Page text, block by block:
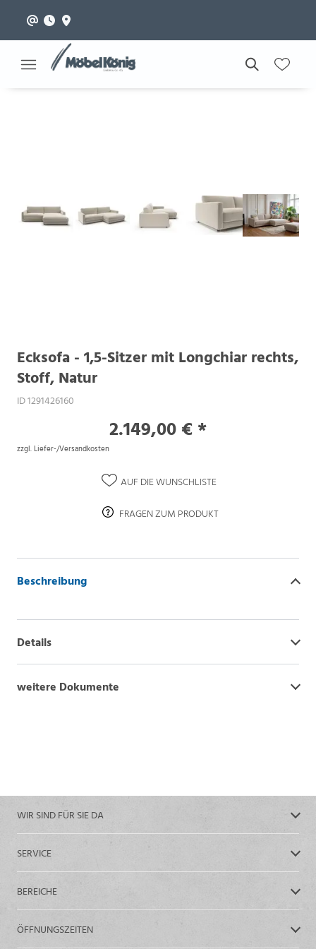
Ecksofa - 1,5-Sitzer mit Longchiar rechts,
Stoff, Natur
ID 1291426160
2.149,00 € *
zzgl. Liefer-/Versandkosten
AUF DIE WUNSCHLISTE
FRAGEN ZUM PRODUKT
Beschreibung
Details
weitere Dokumente
WIR SIND FÜR SIE DA
SERVICE
BEREICHE
ÖFFNUNGSZEITEN